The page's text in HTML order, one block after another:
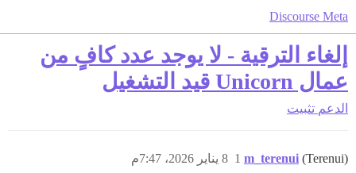
Discourse Meta
إلغاء الترقية - لا يوجد عدد كافٍ من
عمال Unicorn قيد التشغيل
الدعم تثبيت
m_terenui (Terenui) 8 يناير 2026، 7:47م 1